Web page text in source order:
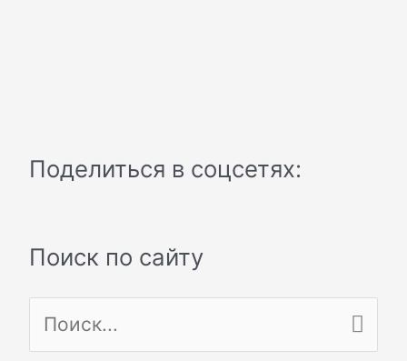
Поделиться в соцсетях:
Поиск по сайту